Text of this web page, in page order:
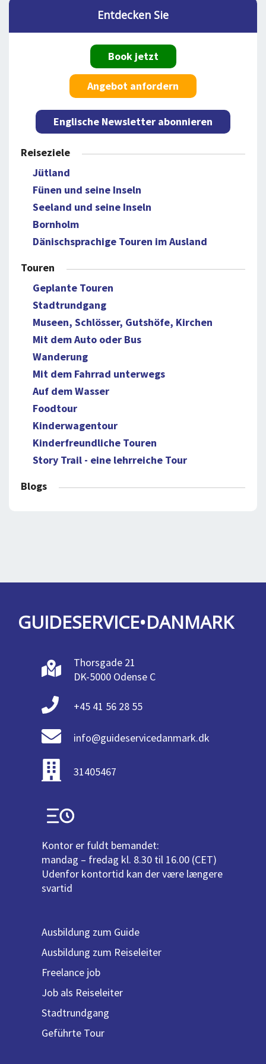
Entdecken Sie
Book jetzt
Angebot anfordern
Englische Newsletter abonnieren
Reiseziele
Jütland
Fünen und seine Inseln
Seeland und seine Inseln
Bornholm
Dänischsprachige Touren im Ausland
Touren
Geplante Touren
Stadtrundgang
Museen, Schlösser, Gutshöfe, Kirchen
Mit dem Auto oder Bus
Wanderung
Mit dem Fahrrad unterwegs
Auf dem Wasser
Foodtour
Kinderwagentour
Kinderfreundliche Touren
Story Trail - eine lehrreiche Tour
Blogs
GUIDESERVICE•DANMARK
Thorsgade 21
DK-5000 Odense C
+45 41 56 28 55
info@guideservicedanmark.dk
31405467
Kontor er fuldt bemandet:
mandag – fredag kl. 8.30 til 16.00 (CET)
Udenfor kontortid kan der være længere
svartid
Ausbildung zum Guide
Ausbildung zum Reiseleiter
Freelance job
Job als Reiseleiter
Stadtrundgang
Geführte Tour